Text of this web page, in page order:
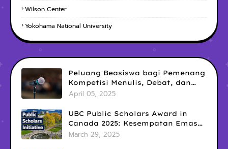
Wilson Center
Yokohama National University
Peluang Beasiswa bagi Pemenang
Kompetisi Menulis, Debat, dan
Public Speaking: Kesempatan
April 05, 2025
UBC Public Scholars Award in
Canada 2025: Kesempatan Emas
untuk Meraih Pendanaan
March 29, 2025